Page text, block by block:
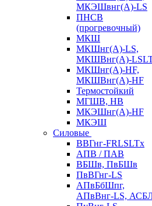
МКЭШвнг(А)-LS
ПНСВ
(прогревочный)
МКШ
МКШнг(А)-LS,
МКШВнг(А)-
МКШнг(А)-HF,
МКШВнг(А)-HF
Термостойкий
МГШВ, НВ
МКЭШнг(А)-HF
МКЭШ
Силовые
ВВГнг-FRLSLTx
АПВ / ПАВ
ВБШв, ПвБШв
ПвВГнг-LS
АПвБбШпг,
АПвВнг-LS,